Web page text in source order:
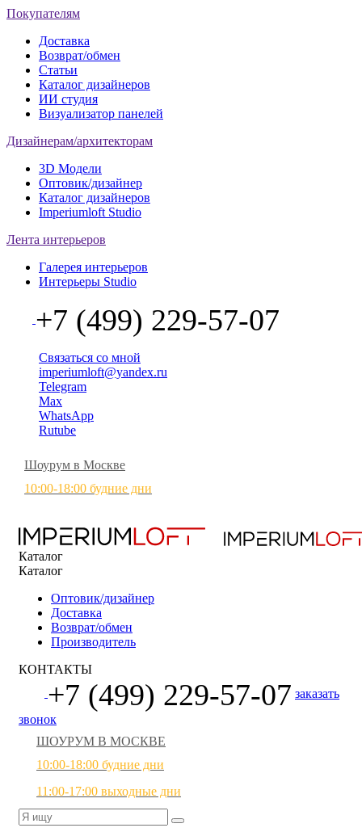
Покупателям
Доставка
Возврат/обмен
Статьи
Каталог дизайнеров
ИИ студия
Визуализатор панелей
Дизайнерам/архитекторам
3D Модели
Оптовик/дизайнер
Каталог дизайнеров
Imperiumloft Studio
Лента интерьеров
Галерея интерьеров
Интерьеры Studio
+7 (499) 229-57-07
Связаться со мной
imperiumloft@yandex.ru
Telegram
Max
WhatsApp
Rutube
Шоурум в Москве
10:00-18:00 будние дни
Каталог
Каталог
Оптовик/дизайнер
Доставка
Возврат/обмен
Производитель
КОНТАКТЫ
+7 (499) 229-57-07 заказать
звонок
ШОУРУМ В МОСКВЕ
10:00-18:00 будние дни
11:00-17:00 выходные дни